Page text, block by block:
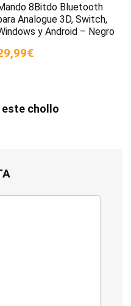
8Bitdo Bluetooth
Analogue 3D, Switch,
y Android – Negro
este chollo